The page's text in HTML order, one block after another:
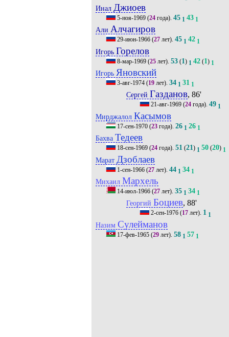
Инал Джиоев
5-ноя-1969(24года). 45 1 43 1
Али Алчагиров
29-июн-1966(27лет). 45 1 42 1
Игорь Горелов
8-мар-1969(25лет). 53(1) 1 42(1) 1
Игорь Яновский
3-авг-1974(19лет). 34 1 31 1
Сергей Газданов, 86'
21-авг-1969 (24 года).49 1
Мирджалол Касымов
17-сен-1970(23года). 26 1 26 1
Бахва Тедеев
18-сен-1969(24года). 51(21) 1 50(20) 1
Марат Дзоблаев
1-сен-1966(27лет). 44 1 34 1
Михаил Мархель
14-июл-1966(27лет). 35 1 34 1
Георгий Боциев, 88'
2-сен-1976 (17 лет). 1 1
Назим Сулейманов
17-фев-1965(29лет). 58 1 57 1